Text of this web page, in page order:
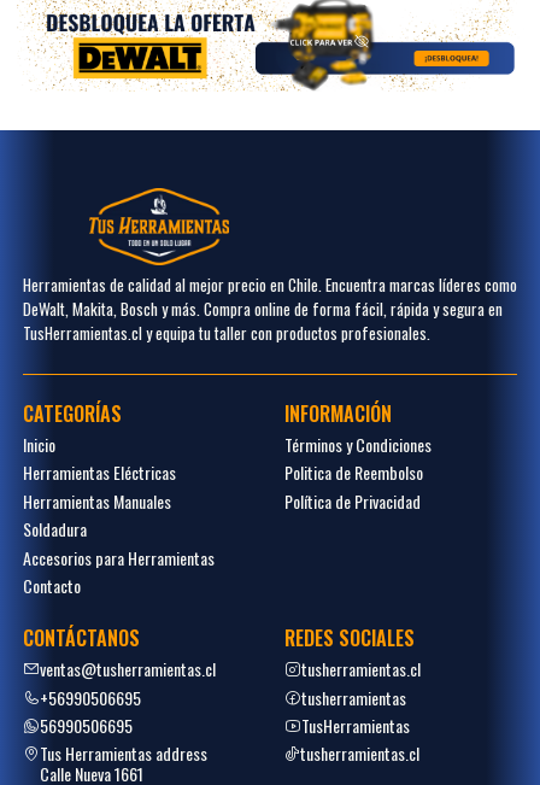
Herramientas de calidad al mejor precio en Chile. Encuentra marcas líderes como
DeWalt, Makita, Bosch y más. Compra online de forma fácil, rápida y segura en
TusHerramientas.cl y equipa tu taller con productos profesionales.
CATEGORÍAS
Inicio
Herramientas Eléctricas
Herramientas Manuales
Soldadura
Accesorios para Herramientas
Contacto
INFORMACIÓN
Términos y Condiciones
Politica de Reembolso
Política de Privacidad
CONTÁCTANOS
ventas@tusherramientas.cl
+56990506695
56990506695
Tus Herramientas address
Calle Nueva 1661
REDES SOCIALES
tusherramientas.cl
tusherramientas
TusHerramientas
tusherramientas.cl